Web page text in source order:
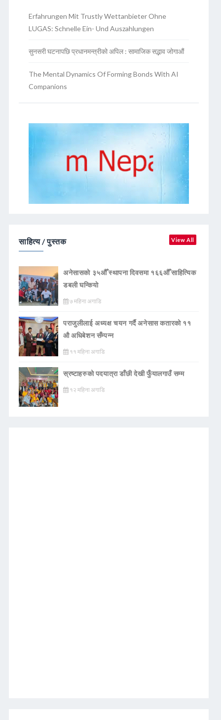
Erfahrungen Mit Trustly Wettanbieter Ohne
LUGAS: Schnelle Ein- Und Auszahlungen
सुनसरी घटनापछि प्रधानमन्त्रीको अपिल : सामाजिक सद्भाव जोगाऔं
The Mental Dynamics Of Forming Bonds With AI
Companions
साहित्य / पुस्तक View All
अनेसासको ३५औँ स्थापना दिवसमा १६६औँ साहित्यिक
डबली घन्कियाे
७ महिना अगाडि
पराजुलीलाई अध्यक्ष चयन गर्दै अनेसास कतारको ११
औ अधिबेशन सँम्पन्न
११ महिना अगाडि
स्रष्टाहरुको पदयात्रा डाँछी देखी फुँयालगाउँ सम्म
१२ महिना अगाडि